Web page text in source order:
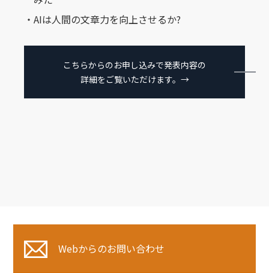
・AIは人間の文章力を向上させるか?
こちらからのお申し込みで発表内容の
詳細をご覧いただけます。→
Webからのお問い合わせ